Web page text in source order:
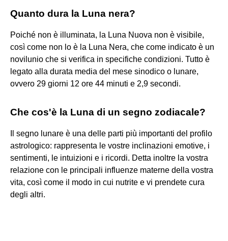
Quanto dura la Luna nera?
Poiché non è illuminata, la Luna Nuova non è visibile,
così come non lo è la Luna Nera, che come indicato è un
novilunio che si verifica in specifiche condizioni. Tutto è
legato alla durata media del mese sinodico o lunare,
ovvero 29 giorni 12 ore 44 minuti e 2,9 secondi.
Che cos'è la Luna di un segno zodiacale?
Il segno lunare è una delle parti più importanti del profilo
astrologico: rappresenta le vostre inclinazioni emotive, i
sentimenti, le intuizioni e i ricordi. Detta inoltre la vostra
relazione con le principali influenze materne della vostra
vita, così come il modo in cui nutrite e vi prendete cura
degli altri.